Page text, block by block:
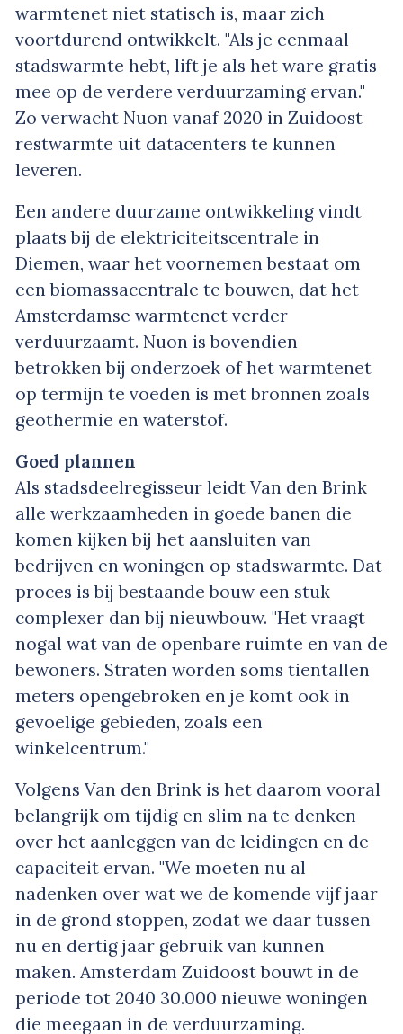
warmtenet niet statisch is, maar zich
voortdurend ontwikkelt. "Als je eenmaal
stadswarmte hebt, lift je als het ware gratis
mee op de verdere verduurzaming ervan."
Zo verwacht Nuon vanaf 2020 in Zuidoost
restwarmte uit datacenters te kunnen
leveren.
Een andere duurzame ontwikkeling vindt
plaats bij de elektriciteitscentrale in
Diemen, waar het voornemen bestaat om
een biomassacentrale te bouwen, dat het
Amsterdamse warmtenet verder
verduurzaamt. Nuon is bovendien
betrokken bij onderzoek of het warmtenet
op termijn te voeden is met bronnen zoals
geothermie en waterstof.
Goed plannen
Als stadsdeelregisseur leidt Van den Brink
alle werkzaamheden in goede banen die
komen kijken bij het aansluiten van
bedrijven en woningen op stadswarmte. Dat
proces is bij bestaande bouw een stuk
complexer dan bij nieuwbouw. "Het vraagt
nogal wat van de openbare ruimte en van de
bewoners. Straten worden soms tientallen
meters opengebroken en je komt ook in
gevoelige gebieden, zoals een
winkelcentrum."
Volgens Van den Brink is het daarom vooral
belangrijk om tijdig en slim na te denken
over het aanleggen van de leidingen en de
capaciteit ervan. "We moeten nu al
nadenken over wat we de komende vijf jaar
in de grond stoppen, zodat we daar tussen
nu en dertig jaar gebruik van kunnen
maken. Amsterdam Zuidoost bouwt in de
periode tot 2040 30.000 nieuwe woningen
die meegaan in de verduurzaming.